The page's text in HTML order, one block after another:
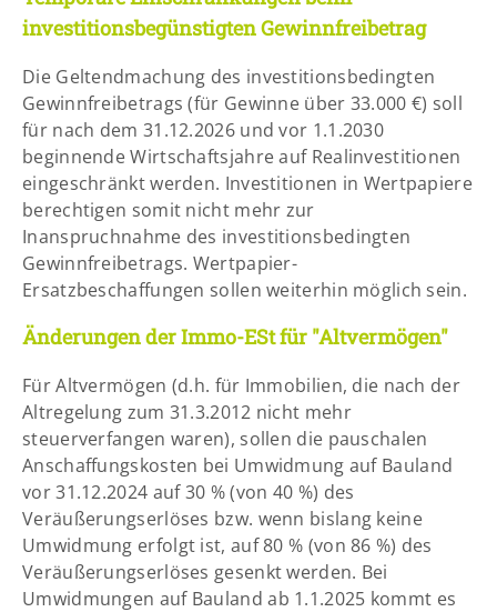
investitionsbegünstigten Gewinnfreibetrag
Die Geltendmachung des investitionsbedingten
Gewinnfreibetrags (für Gewinne über 33.000 €) soll
für nach dem 31.12.2026 und vor 1.1.2030
beginnende Wirtschaftsjahre auf Realinvestitionen
eingeschränkt werden. Investitionen in Wertpapiere
berechtigen somit nicht mehr zur
Inanspruchnahme des investitionsbedingten
Gewinnfreibetrags. Wertpapier-
Ersatzbeschaffungen sollen weiterhin möglich sein.
Änderungen der Immo-ESt für "Altvermögen"
Für Altvermögen (d.h. für Immobilien, die nach der
Altregelung zum 31.3.2012 nicht mehr
steuerverfangen waren), sollen die pauschalen
Anschaffungskosten bei Umwidmung auf Bauland
vor 31.12.2024 auf 30 % (von 40 %) des
Veräußerungserlöses bzw. wenn bislang keine
Umwidmung erfolgt ist, auf 80 % (von 86 %) des
Veräußerungserlöses gesenkt werden. Bei
Umwidmungen auf Bauland ab 1.1.2025 kommt es